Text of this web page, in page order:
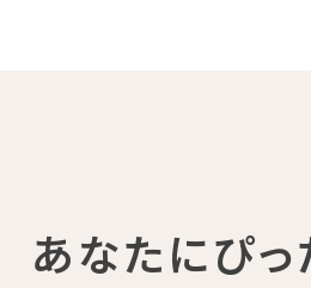
あなたにぴ